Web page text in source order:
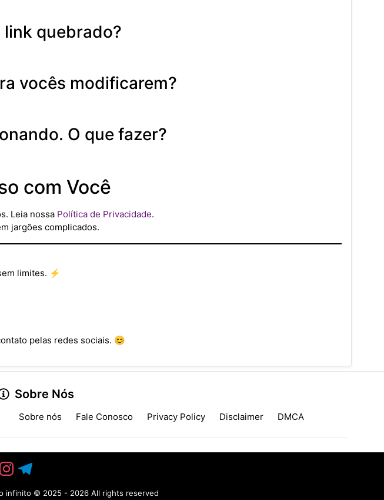
quebrado?
vocês modificarem?
O que fazer?
com Você
Leia nossa Política de Privacidade.
jargões complicados.
limites. ⚡
pelas redes sociais. 😊
Sobre Nós
Sobre nós Fale Conosco Privacy Policy Disclaimer DMCA
infinito© 2025 - 2026 All rights reserved